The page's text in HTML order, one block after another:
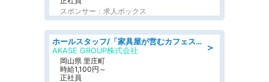
スポンサー：求人ボックス
＞
ホールスタッフ/「家具屋が営むカフェスタッフ!」週2日～OK!嬉しいまかない付き/岡山県/浅口郡里庄町
AKASE GROUP株式会社
岡山県 里庄町
時給1,100円～
正社員